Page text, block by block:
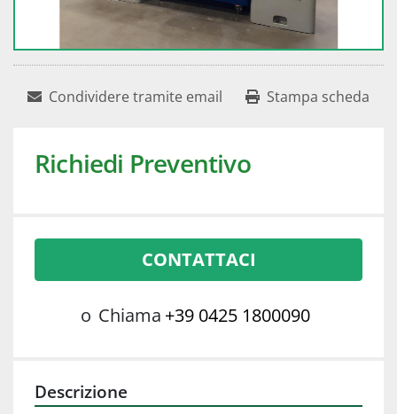
Condividere tramite email Stampa scheda
Richiedi Preventivo
CONTATTACI
o Chiama +39 0425 1800090
Descrizione